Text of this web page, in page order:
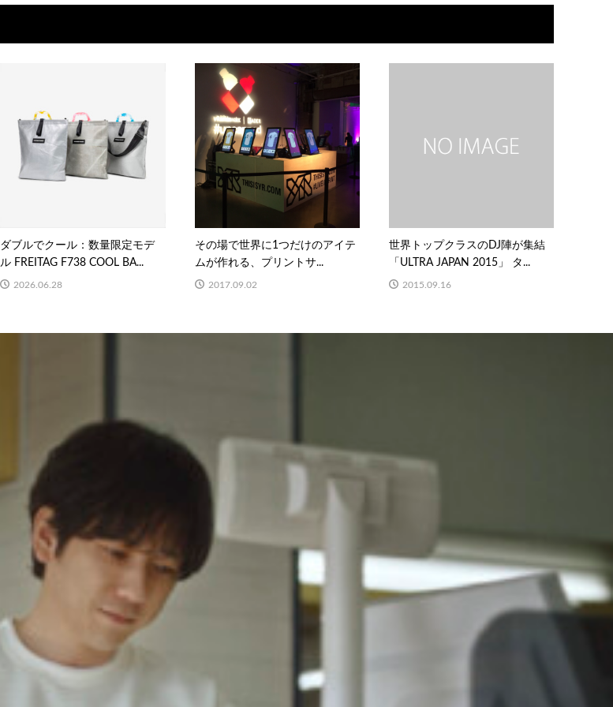
ダブルでクール：数量限定モデ
ル FREITAG F738 COOL BA...
2026.06.28
その場で世界に1つだけのアイテ
ムが作れる、プリントサ...
2017.09.02
世界トップクラスのDJ陣が集結
「ULTRA JAPAN 2015」 タ...
2015.09.16